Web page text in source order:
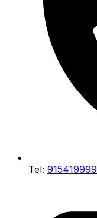
Tel: 915419999